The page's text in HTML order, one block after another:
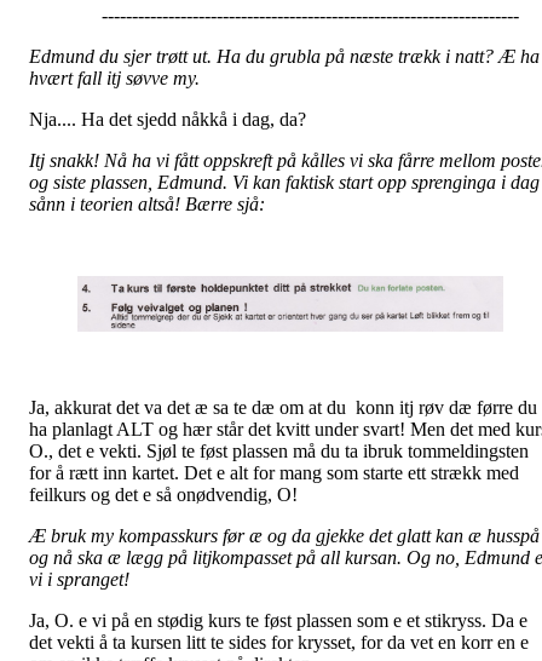
---------------------------------------------------------------------
Edmund du sjer trøtt ut. Ha du grubla på næste trækk i natt? Æ
hvært fall itj søvve my.
Nja.... Ha det sjedd nåkkå i dag, da?
Itj snakk! Nå ha vi fått oppskreft på kålles vi ska fårre mellom
og siste plassen, Edmund. Vi kan faktisk start opp sprenginga i
sånn i teorien altså! Bærre sjå:
Ja, akkurat det va det æ sa te dæ om at du konn itj røv dæ førre du
ha planlagt ALT og hær står det kvitt under svart! Men det med
O., det e vekti. Sjøl te føst plassen må du ta ibruk tommeldingsten
for å rætt inn kartet. Det e alt for mang som starte ett strækk med
feilkurs og det e så onødvendig, O!
Æ bruk my kompasskurs før æ og da gjekke det glatt kan æ husspå
og nå ska æ lægg på litjkompasset på all kursan. Og no, Edmund e
vi i spranget!
Ja, O. e vi på en stødig kurs te føst plassen som e et stikryss. Da e
det vekti å ta kursen litt te sides for krysset, for da vet en korr en e